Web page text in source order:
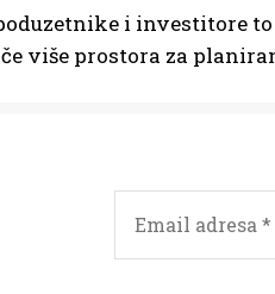
i investitore
više prostora za